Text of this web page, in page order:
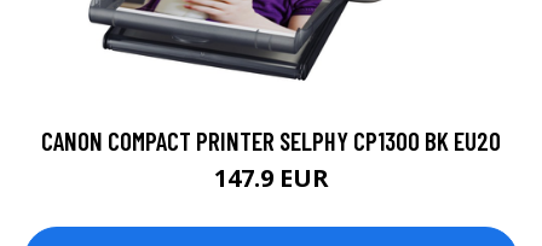
CANON COMPACT PRINTER SELPHY CP1300 BK EU20
147.9 EUR